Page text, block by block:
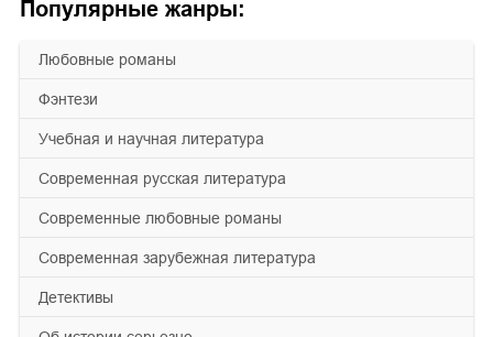
Популярные жанры:
любовные романы
фэнтези
учебная и научная литература
современная русская литература
современные любовные романы
современная зарубежная литература
детективы